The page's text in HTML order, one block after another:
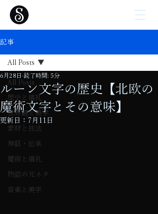
記事
All Posts
歴史と儀礼
世界観と美学
素材と技法
神話・伝承
魔術と儀礼
物語の元ネタ
音楽と美学
All Posts
ルーン文字の歴史【北欧の
魔術文字とその意味】
6月28日 読了時間: 5分
更新日： 7月11日